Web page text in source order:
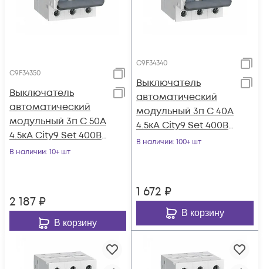
C9F34350
Выключатель
автоматический
модульный 3п C 50А
4.5кА City9 Set 400В
SE C9F34350
В наличии: 10+ шт
2 187 ₽
В корзину
C9F34340
Выключатель
автоматический
модульный 3п C 40А
4.5кА City9 Set 400В
SE C9F34340
В наличии: 100+ шт
1 672 ₽
В корзину